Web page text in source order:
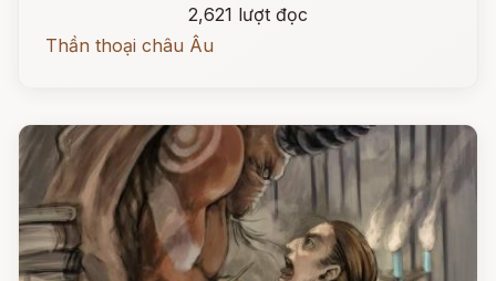
2,621 lượt đọc
Thần thoại châu Âu